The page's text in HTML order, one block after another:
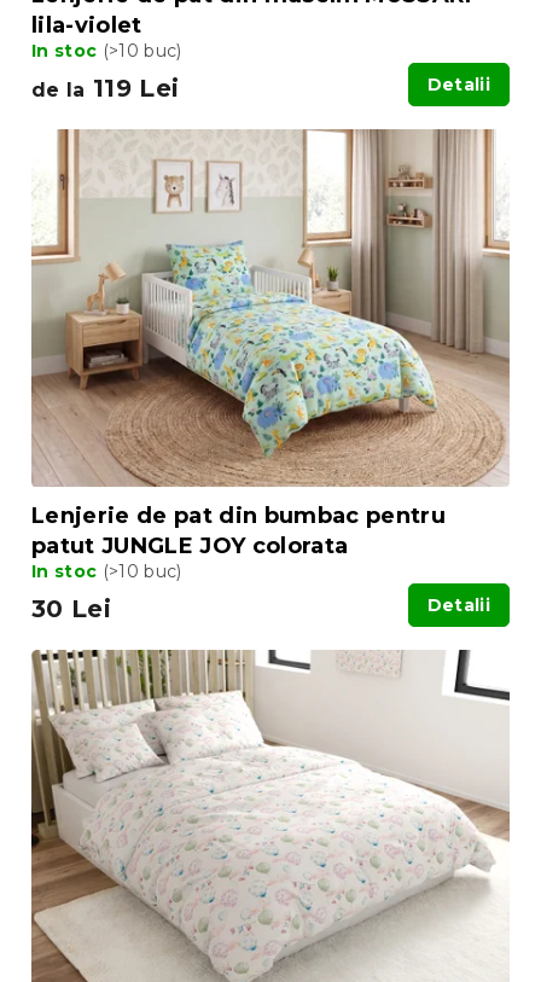
lila-violet
In stoc (>10 buc)
de la 119 Lei Detalii
Lenjerie de pat din bumbac pentru
patut JUNGLE JOY colorata
In stoc (>10 buc)
30 Lei Detalii